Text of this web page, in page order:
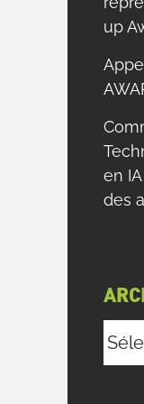
up
en
des